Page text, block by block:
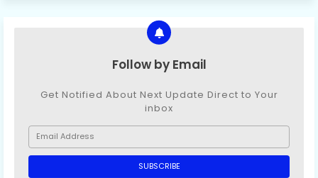
Follow by Email
Get Notified About Next Update Direct to Your
inbox